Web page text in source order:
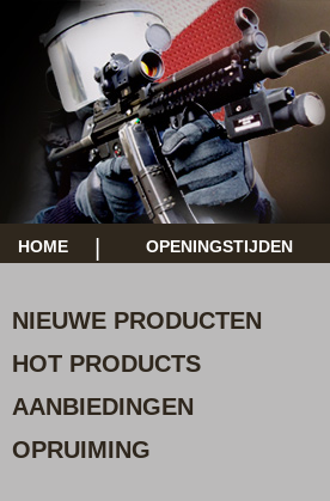
HOME OPENINGSTIJDEN
NIEUWE PRODUCTEN
HOT PRODUCTS
AANBIEDINGEN
OPRUIMING